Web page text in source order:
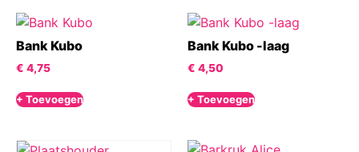
Bank Kubo
€ 4,75
+ Toevoegen
Bank Kubo -laag
€ 4,50
+ Toevoegen